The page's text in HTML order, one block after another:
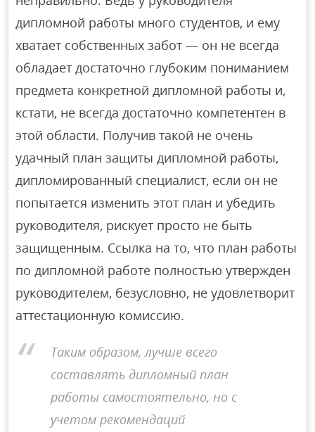
дипломной работы много студентов, и ему
хватает собственных забот — он не всегда
обладает достаточно глубоким пониманием
предмета конкретной дипломной работы и,
кстати, не всегда достаточно компетентен в
этой области. Получив такой не очень
удачный план защиты дипломной работы,
дипломированный специалист, если он не
попытается изменить этот план и убедить
руководителя, рискует просто не быть
защищенным. Ссылка на то, что план работы
по дипломной работе полностью утвержден
руководителем, безусловно, не удовлетворит
аттестационную комиссию.
Таким образом, лучше всего
составлять дипломный план
работы самостоятельно, но с
учетом рекомендаций